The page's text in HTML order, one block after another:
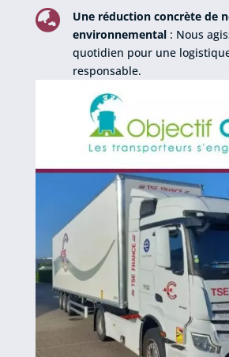

Une réduction concrète de
environnemental: Nous
quotidien pour une
responsable.